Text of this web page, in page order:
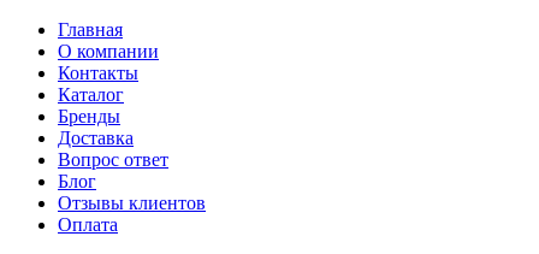
Главная
О компании
Контакты
Каталог
Бренды
Доставка
Вопрос ответ
Блог
Отзывы клиентов
Оплата